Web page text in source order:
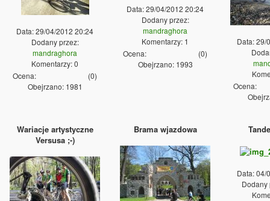
Data: 29/04/2012 20:24
Dodany przez:
mandraghora
Komentarzy: 0
Ocena:
(0)
Obejrzano: 1981
Data: 29/04/2012 20:24
Dodany przez:
mandraghora
Komentarzy: 1
Ocena:
(0)
Obejrzano: 1993
Data: 29/
Ocena:
Wariacje artystyczne
Versusa ;-)
Brama wjazdowa
Data: 04/